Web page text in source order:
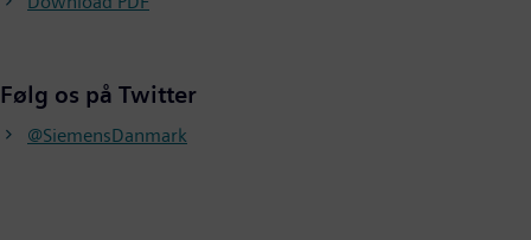
Følg os på Twitter
@SiemensDanmark